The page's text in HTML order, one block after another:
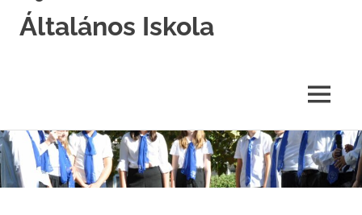
Skip
to
content
Általános Iskola
MENU